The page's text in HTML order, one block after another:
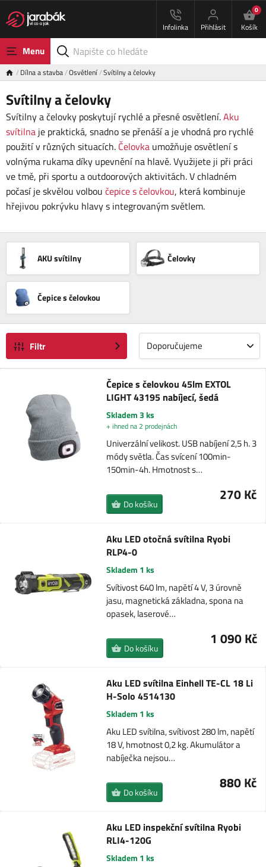
Infolinka Přihlásit
0
Košík
Menu
Dílna a stavba Osvětlení Svítilny a čelovky
Svítilny a čelovky
Svítilny a čelovky poskytují rychlé a přesné osvětlení.Aku
svítilna je praktická, snadno se přenáší a je vhodná pro rychlé
použití v různých situacích. Čelovka umožňuje osvětlení s
volnýma rukama díky upevnění na hlavě. Využijete ji při práci
ve tmě, při sportu a outdoorových aktivitách. V chladném
počasí je skvělou volbou čepice s čelovkou, která kombinuje
hřejivou pokrývku hlavy s integrovaným světlem.
AKU svítilny Čelovky
Čepice s čelovkou
Filtr Doporučujeme
Čepice s čelovkou 45lm EXTOL
LIGHT 43195 nabíjecí, šedá
Skladem 3 ks
+ ihned na 2 prodejnách
Univerzální velikost. USB nabíjení 2,5 h. 3
módy světla. Čas svícení 100min-
150min-4h. Hmotnost s…
270 Kč
Do košíku
Aku LED otočná svítilna Ryobi
RLP4-0
Skladem 1 ks
Svítivost 640 lm, napětí 4 V, 3 úrovně
jasu, magnetická základna, spona na
opasek, laserové…
1 090 Kč
Do košíku
Aku LED svítilna Einhell TE-CL 18 Li
H-Solo 4514130
Skladem 1 ks
Aku LED svítilna, svítivost 280 lm, napětí
18 V, hmotnost 0,2 kg. Akumulátor a
nabíječka nejsou…
880 Kč
Do košíku
Aku LED inspekční svítilna Ryobi
RLI4-120G
Skladem 1 ks